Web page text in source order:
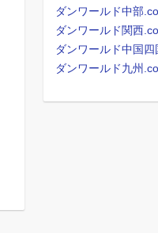
ダンワールド中部
ダンワールド関西
ダンワールド中国四
ダンワールド九州